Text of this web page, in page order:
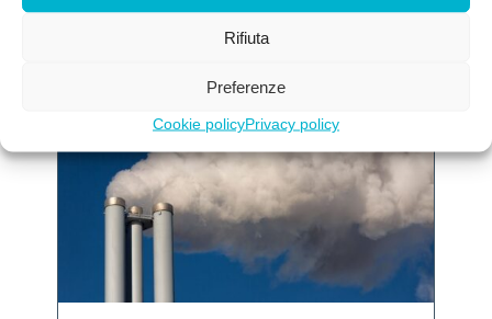
Rifiuta
Preferenze
Cookie policyPrivacy policy